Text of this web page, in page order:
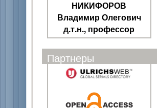
НИКИФОРОВ
Владимир Олегович
д.т.н., профессор
Партнеры